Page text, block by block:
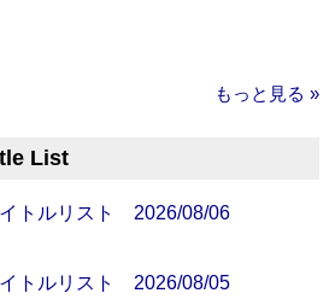
もっと見る »
List
トルリスト 2026/08/06
トルリスト 2026/08/05